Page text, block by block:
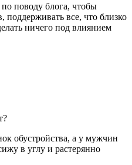
поводу блога, чтобы
поддерживать все, что близко
ничего под влиянием
обустройства, а у мужчин
в углу и растерянно